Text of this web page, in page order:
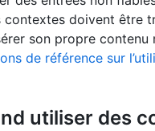
doivent être
son propre contenu
de référence sur
utiliser des